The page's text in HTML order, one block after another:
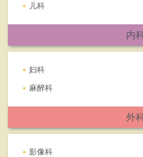
ICU）
儿科
内
妇科
麻醉科
外
影像科